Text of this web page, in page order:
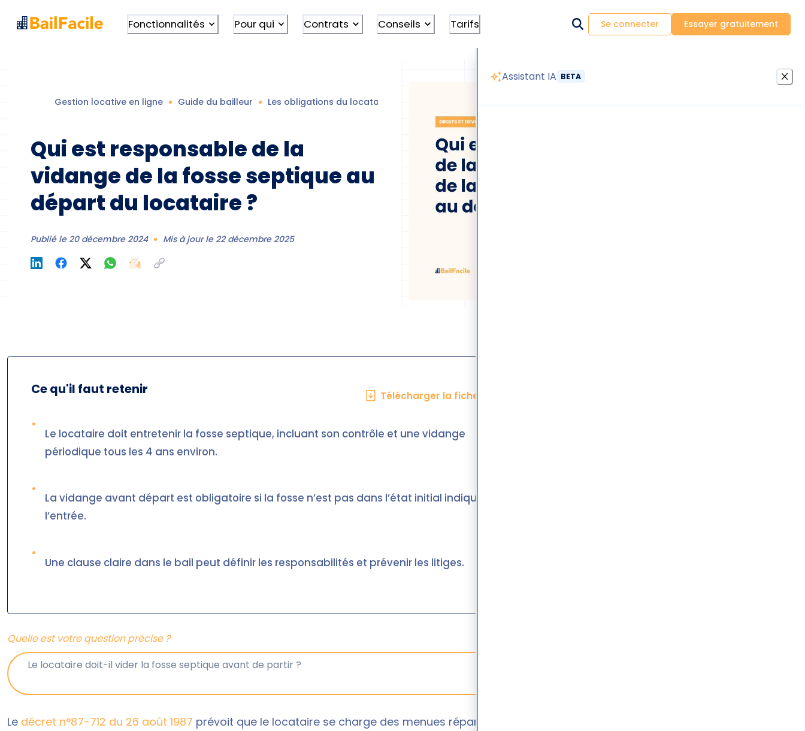
Assistant IA BETA
Fonctionnalités Pour qui Contrats Conseils Tarifs Se connecter Essayer gratuitement
Gestion locative en ligne Guide du bailleur Les obligations du locataire
Qui est responsable de la
vidange de la fosse septique au
départ du locataire ?
Publié le 20 décembre 2024 Mis à jour le 22 décembre 2025
Ce qu'il faut retenir
•
Le locataire doit entretenir la fosse septique, incluant son contrôle et une vidange
périodique tous les 4 ans environ.
•
La vidange avant départ est obligatoire si la fosse n’est pas dans l’état initial indiqué à
l’entrée.
•
Une clause claire dans le bail peut définir les responsabilités et prévenir les litiges.
Télécharger la fiche en PDF
Quelle est votre question précise ?
Le décret n°87-712 du 26 août 1987 prévoit que le locataire se charge des menues réparations